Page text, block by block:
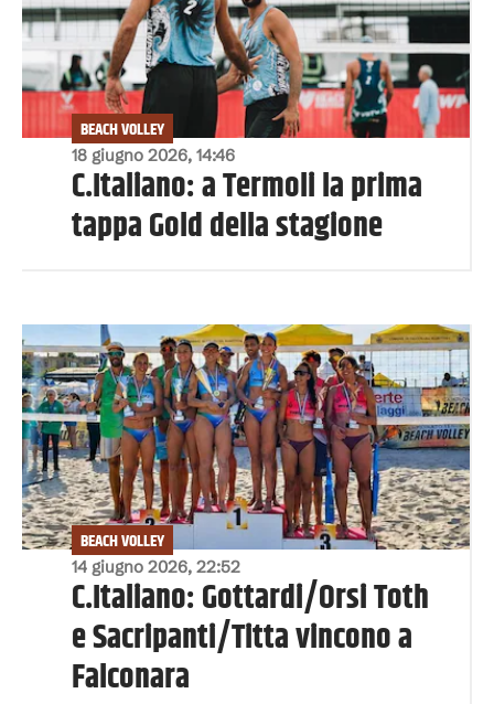
18 giugno 2026, 14:46
BEACH VOLLEY
C.Italiano: a Termoli la prima
tappa Gold della stagione
14 giugno 2026, 22:52
BEACH VOLLEY
C.Italiano: Gottardi/Orsi Toth
e Sacripanti/Titta vincono a
Falconara